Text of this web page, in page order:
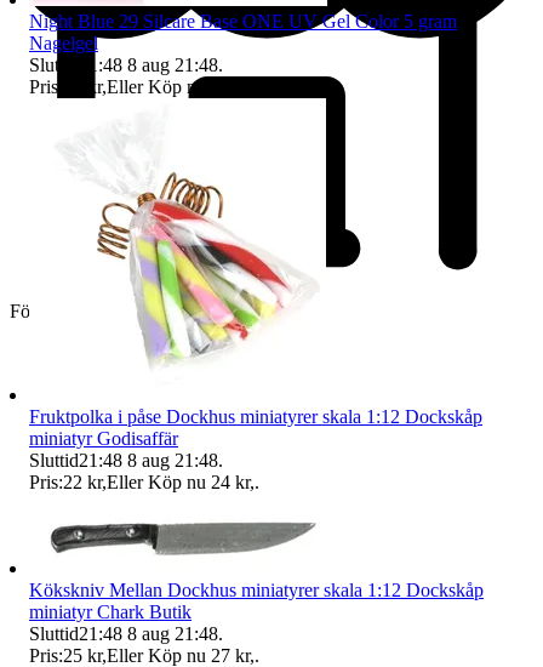
Företag
Night Blue 29 Silcare Base ONE UV Gel Color 5 gram
Nagelgel
Sluttid
21:48 8 aug 21:48.
Pris:
23 kr,Eller Köp nu
Fruktpolka i påse Dockhus miniatyrer skala 1:12 Dockskåp
miniatyr Godisaffär
Sluttid21:48 8 aug 21:48.
Pris:22 kr,Eller Köp nu 24 kr,.
Kökskniv Mellan Dockhus miniatyrer skala 1:12 Dockskåp
miniatyr Chark Butik
Sluttid21:48 8 aug 21:48.
Pris:25 kr,Eller Köp nu 27 kr,.